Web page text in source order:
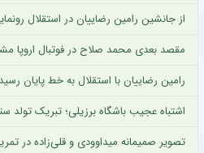
از جانشین رامین رضاییان در استقلال
مقصد بعدی محمد صلاح در فوتبال
رامین رضاییان با استقلال به خط پایان
اشتباه عجیب باشگاه برزیلی؛ تبریک تولد
تصویر صمیمانه میداوودی و قلی‌زاده در